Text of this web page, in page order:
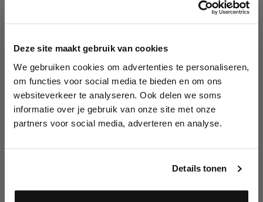
Deze site maakt gebruik van cookies
We gebruiken cookies om advertenties te personaliseren,
om functies voor social media te bieden en om ons
websiteverkeer te analyseren. Ook delen we soms
informatie over je gebruik van onze site met onze
partners voor social media, adverteren en analyse.
Details tonen
703 (2,5 ml)
€ 3,50
704 (2,5 ml)
€ 3,50
10% korting?
Lees als eerste over nieuwe producten,
tutorials, aanbiedingen, evenementen,
wedstrijden en meer.
Meld je aan en ontvang direct